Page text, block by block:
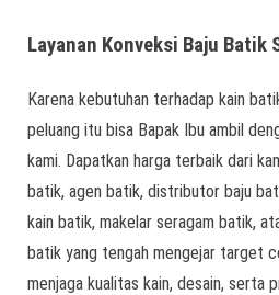
Layanan Konveksi Baju Batik
Karena kebutuhan terhadap kain
peluang itu bisa Bapak Ibu ambil
kami. Dapatkan harga terbaik dari
batik, agen batik, distributor baju
kain batik, makelar seragam batik,
batik yang tengah mengejar target
menjaga kualitas kain, desain, serta